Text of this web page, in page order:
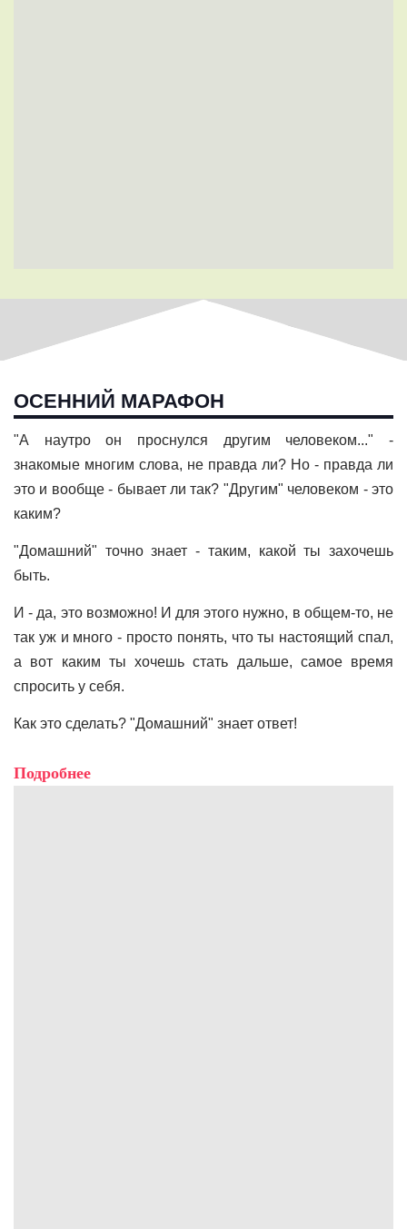
ОСЕННИЙ МАРАФОН
"А наутро он проснулся другим человеком..." -
знакомые многим слова, не правда ли? Но - правда ли
это и вообще - бывает ли так? "Другим" человеком - это
каким?
"Домашний" точно знает - таким, какой ты захочешь
быть.
И - да, это возможно! И для этого нужно, в общем-то, не
так уж и много - просто понять, что ты настоящий спал,
а вот каким ты хочешь стать дальше, самое время
спросить у себя.
Как это сделать? "Домашний" знает ответ!
Подробнее